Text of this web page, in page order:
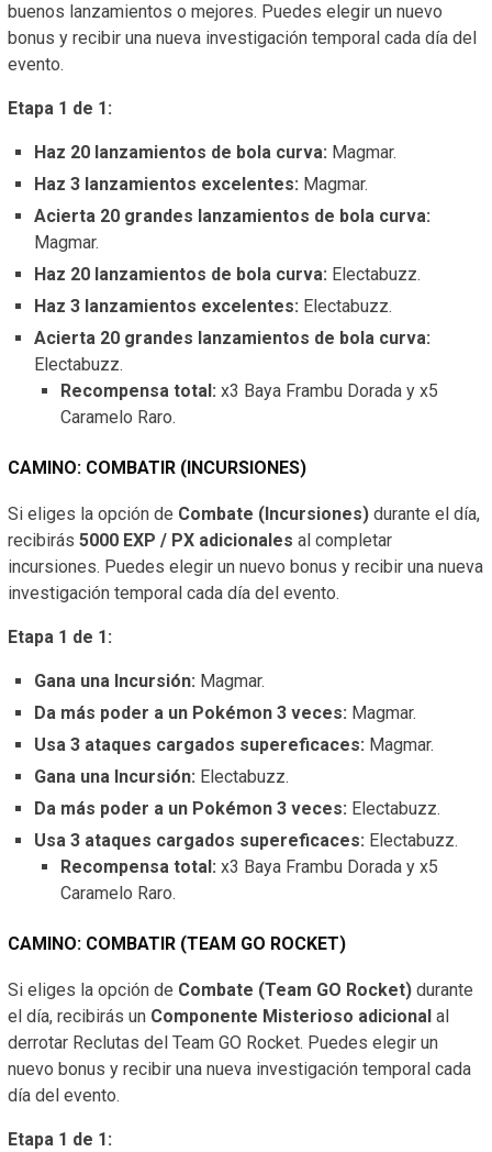
buenos lanzamientos o mejores. Puedes elegir un nuevo
bonus y recibir una nueva investigación temporal cada día del
evento.
Etapa 1 de 1:
Haz 20 lanzamientos de bola curva: Magmar.
Haz 3 lanzamientos excelentes: Magmar.
Acierta 20 grandes lanzamientos de bola curva:
Magmar.
Haz 20 lanzamientos de bola curva: Electabuzz.
Haz 3 lanzamientos excelentes: Electabuzz.
Acierta 20 grandes lanzamientos de bola curva:
Electabuzz.
Recompensa total: x3 Baya Frambu Dorada y x5
Caramelo Raro.
CAMINO: COMBATIR (INCURSIONES)
Si eliges la opción de Combate (Incursiones) durante el día,
recibirás 5000 EXP / PX adicionales al completar
incursiones. Puedes elegir un nuevo bonus y recibir una nueva
investigación temporal cada día del evento.
Etapa 1 de 1:
Gana una Incursión: Magmar.
Da más poder a un Pokémon 3 veces: Magmar.
Usa 3 ataques cargados supereficaces: Magmar.
Gana una Incursión: Electabuzz.
Da más poder a un Pokémon 3 veces: Electabuzz.
Usa 3 ataques cargados supereficaces: Electabuzz.
Recompensa total: x3 Baya Frambu Dorada y x5
Caramelo Raro.
CAMINO: COMBATIR (TEAM GO ROCKET)
Si eliges la opción de Combate (Team GO Rocket) durante
el día, recibirás un Componente Misterioso adicional al
derrotar Reclutas del Team GO Rocket. Puedes elegir un
nuevo bonus y recibir una nueva investigación temporal cada
día del evento.
Etapa 1 de 1: